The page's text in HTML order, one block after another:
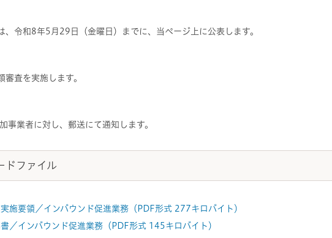
、令和8年5月29日（金曜日）までに、当ページ上に公表します。
審査を実施します。
事業者に対し、郵送にて通知します。
ドファイル
施要領／インバウンド促進業務（PDF形式 277キロバイト）
／インバウンド促進業務（PDF形式 145キロバイト）